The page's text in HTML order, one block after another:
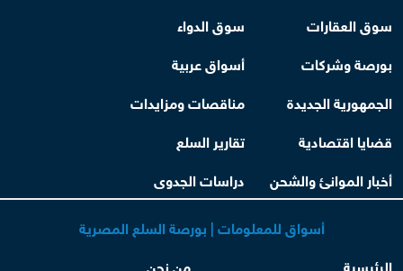
سوق العقارات
سوق الدواء
بورصة وشركات
أسواق عربية
الجمهورية الجديدة
مناقصات ومزايدات
قضايا اقتصادية
تقارير السلع
أخبار الموانئ والشحن
دراسات الجدوى
أسواق للمعلومات | بورصة السلع المصرية
الرئيسية
من نحن